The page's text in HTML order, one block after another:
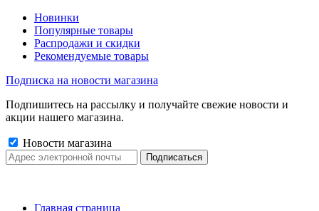
Новинки
Популярные товары
Распродажи и скидки
Рекомендуемые товары
Подписка на новости магазина
Подпишитесь на рассылку и получайте свежие новости и
акции нашего магазина.
Новости магазина
Главная страница